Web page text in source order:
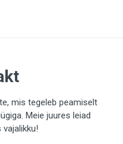
mis tegeleb peamiselt
Meie juures leiad